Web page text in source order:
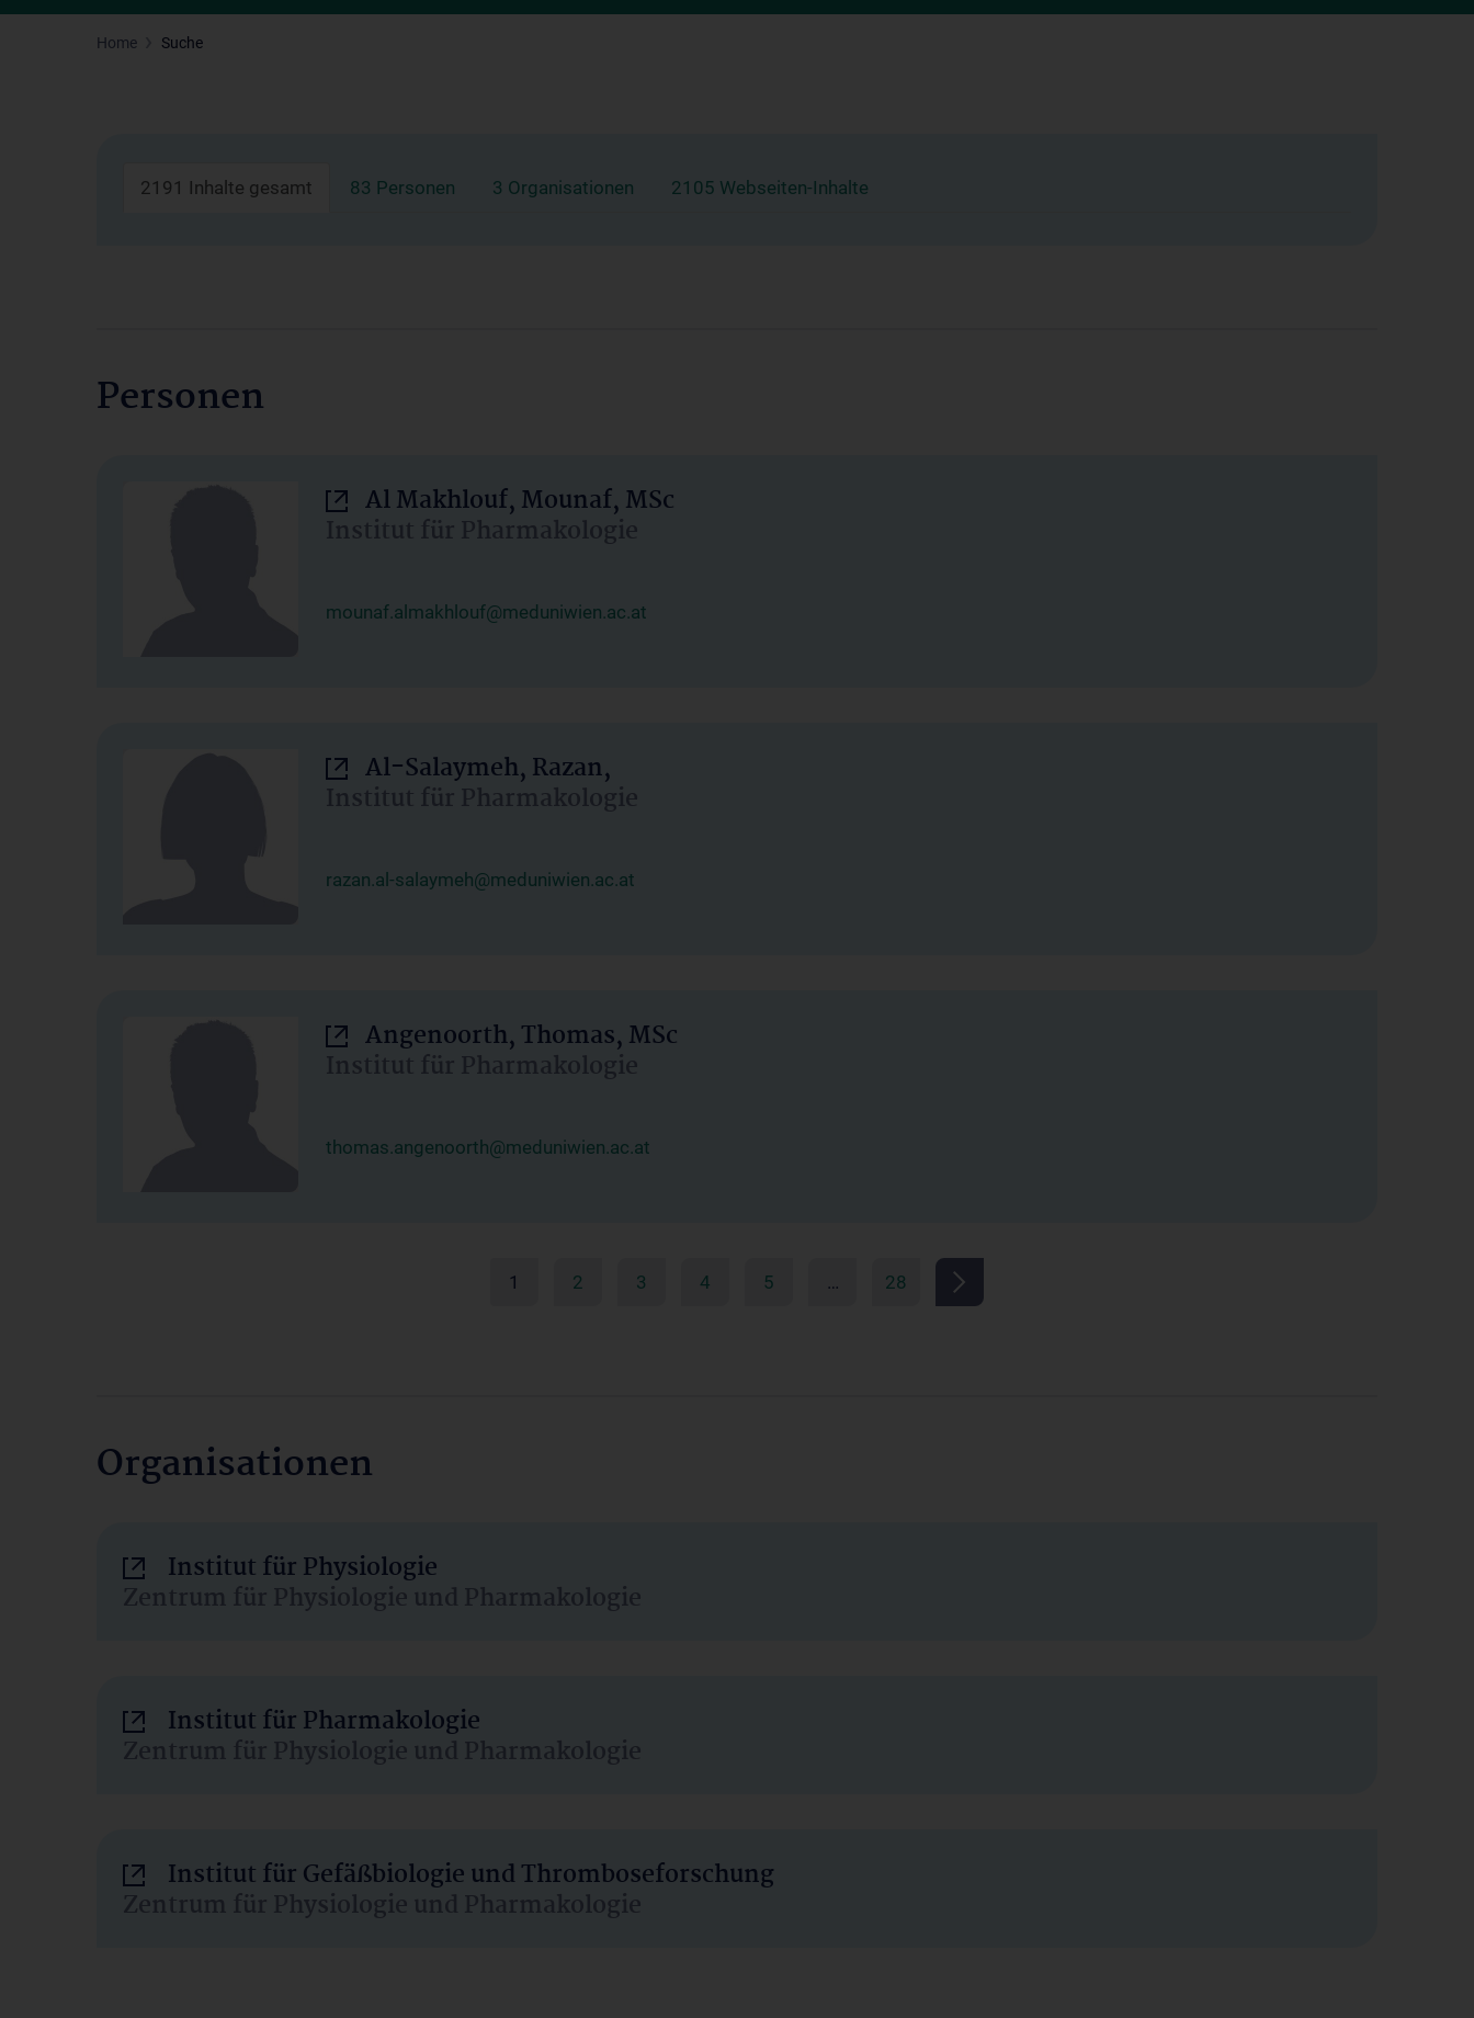
Home Suche
2191 Inhalte gesamt 83 Personen 3 Organisationen 2105 Webseiten-Inhalte
Personen
Al Makhlouf, Mounaf, MSc
Institut für Pharmakologie
mounaf.almakhlouf@meduniwien.ac.at
Al-Salaymeh, Razan,
Institut für Pharmakologie
razan.al-salaymeh@meduniwien.ac.at
Angenoorth, Thomas, MSc
Institut für Pharmakologie
thomas.angenoorth@meduniwien.ac.at
1 2 3 4 5 … 28
Organisationen
Institut für Physiologie
Zentrum für Physiologie und Pharmakologie
Institut für Pharmakologie
Zentrum für Physiologie und Pharmakologie
Institut für Gefäßbiologie und Thromboseforschung
Zentrum für Physiologie und Pharmakologie